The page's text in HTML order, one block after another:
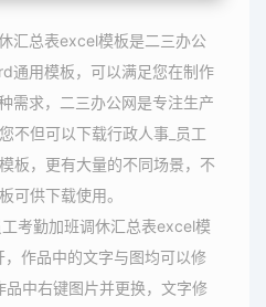
汇总表excel模板是二三办公
通用模板，可以满足您在制作
需求，二三办公网是专注生产
不但可以下载行政人事_员工
板，更有大量的不同场景，不
可供下载使用。
考勤加班调休汇总表excel模
作品中的文字与图均可以修
中右键图片并更换，文字修